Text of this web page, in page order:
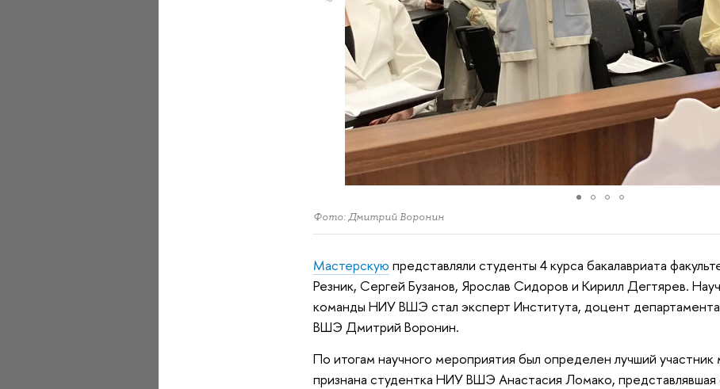
Фото: Дмитрий Воронин
Мастерскую представляли студенты 4 курса бакалавриата
Резник, Сергей Бузанов, Ярослав Сидоров и Кирилл Дегтярев.
команды НИУ ВШЭ стал эксперт Института, доцент
ВШЭ Дмитрий Воронин.
По итогам научного мероприятия был определен лучший участник
признана студентка НИУ ВШЭ Анастасия Ломако, представлявшая